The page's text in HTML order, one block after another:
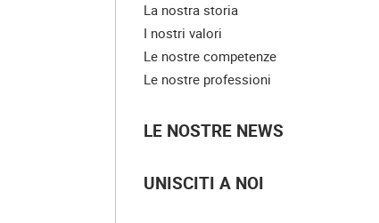
La nostra storia
I nostri valori
Le nostre competenze
Le nostre professioni
LE NOSTRE NEWS
UNISCITI A NOI